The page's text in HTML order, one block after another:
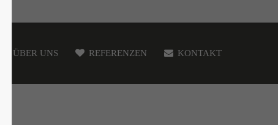
ÜBER UNS REFERENZEN KONTAKT